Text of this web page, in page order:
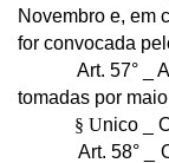
Novembro e, em
for convocada
Art. 57° _ As
tomadas por
§ Unico _
Art. 58° _ O